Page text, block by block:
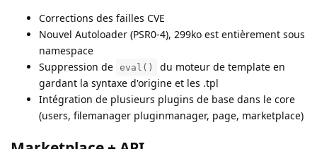
Corrections des failles CVE
Nouvel Autoloader (PSR0-4), 299ko est entièrement sous
namespace
Suppression de eval()
du moteur de template en
gardant la syntaxe d'origine et les .tpl
Intégration de plusieurs plugins de base dans le core
(users, filemanager pluginmanager, page, marketplace)